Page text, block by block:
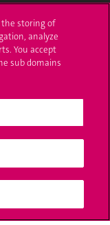
the storing of
analyze
You accept
sub domains